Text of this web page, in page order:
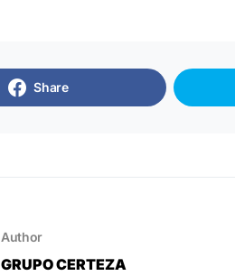
Share
Author
GRUPO CERTEZA